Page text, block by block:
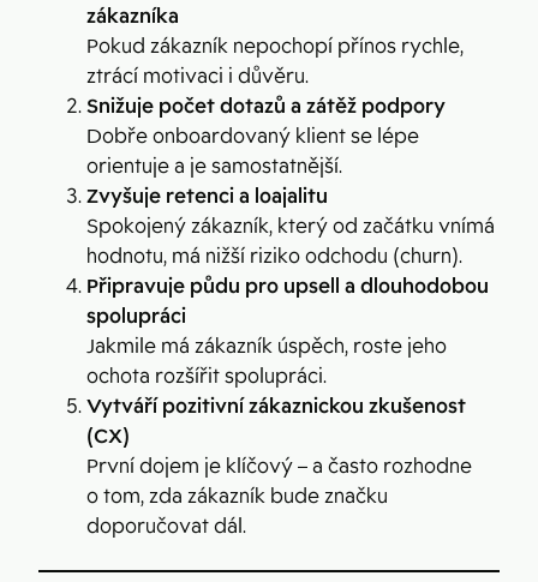
zákazníka
Pokud zákazník nepochopí přínos rychle,
ztrácí motivaci i důvěru.
Snižuje počet dotazů a zátěž podpory
Dobře onboardovaný klient se lépe
orientuje a je samostatnější.
Zvyšuje retenci a loajalitu
Spokojený zákazník, který od začátku vnímá
hodnotu, má nižší riziko odchodu (churn).
Připravuje půdu pro upsell a dlouhodobou
spolupráci
Jakmile má zákazník úspěch, roste jeho
ochota rozšířit spolupráci.
Vytváří pozitivní zákaznickou zkušenost
(CX)
První dojem je klíčový – a často rozhodne
o tom, zda zákazník bude značku
doporučovat dál.